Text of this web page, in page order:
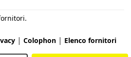
| Colophon | Elenco fornitori